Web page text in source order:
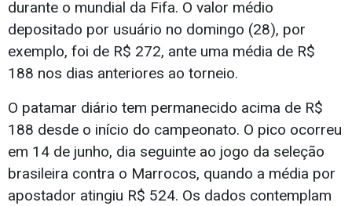
durante o mundial da Fifa. O valor médio
depositado por usuário no domingo (28), por
exemplo, foi de R$ 272, ante uma média de R$
188 nos dias anteriores ao torneio.
O patamar diário tem permanecido acima de R$
188 desde o início do campeonato. O pico ocorreu
em 14 de junho, dia seguinte ao jogo da seleção
brasileira contra o Marrocos, quando a média por
apostador atingiu R$ 524. Os dados contemplam